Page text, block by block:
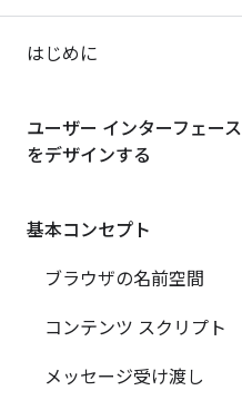
はじめに
ユーザー インターフェース
をデザインする
基本コンセプト
ブラウザの名前空間
コンテンツ スクリプト
メッセージ受け渡し